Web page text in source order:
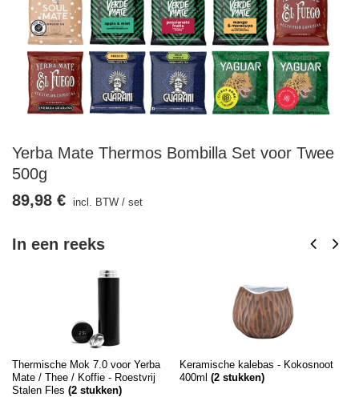
Yerba Mate Thermos Bombilla Set voor Twee
500g
In een reeks
Thermische Mok 7.0 voor Yerba
Mate / Thee / Koffie - Roestvrij
Stalen Fles (2 stukken)
Keramische kalebas - Kokosnoot
400ml (2 stukken)
89,98 € incl. BTW / set